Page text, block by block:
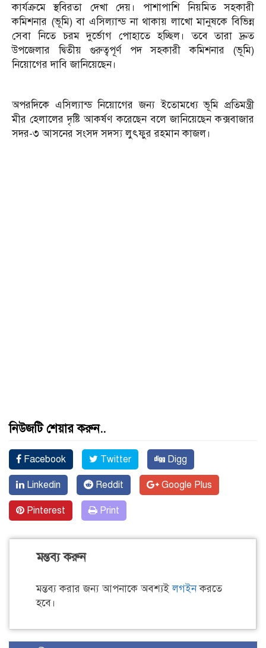
কার্যক্রমে স্থবিরতা দেখা দেয়। পাশাপাশি নিয়মিত সহকারী
কমিশনার (ভূমি) বা এসিল্যান্ড না থাকায় লাখো মানুষকে বিভিন্ন
সেবা নিতে চরম দুর্ভোগ পোহাতে হচ্ছিল। তবে তারা দ্রুত
উপজেলার দ্বিতীয় গুরুত্বপূর্ণ পদ সহকারী কমিশনার (ভূমি)
নিয়োগের দাবি জানিয়েছেন।
অপরদিকে এসিল্যান্ড নিয়োগের জন্য ইতোমধ্যে ভূমি প্রতিমন্ত্রী
মীর হেলালের দৃষ্টি আকর্ষণ করেছেন বলে জানিয়েছেন কক্সবাজার
সদর-৩ আসনের সংসদ সদস্য লুৎফুর রহমান কাজল।
নিউজটি শেয়ার করুন..
Facebook Twitter Digg
Linkedin Reddit Google Plus
Pinterest Print
মন্তব্য করুন
মন্তব্য করার জন্য আপনাকে অবশ্যইলগইনকরতে
হবে।